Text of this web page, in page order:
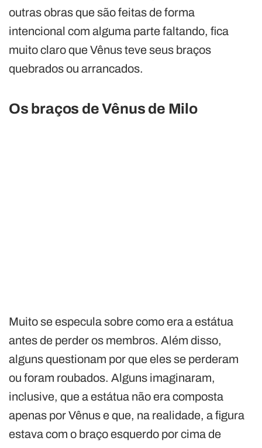
outras obras que são feitas de forma
intencional com alguma parte faltando, fica
muito claro que Vênus teve seus braços
quebrados ou arrancados.
Os braços de Vênus de Milo
Muito se especula sobre como era a estátua
antes de perder os membros. Além disso,
alguns questionam por que eles se perderam
ou foram roubados. Alguns imaginaram,
inclusive, que a estátua não era composta
apenas por Vênus e que, na realidade, a figura
estava com o braço esquerdo por cima de